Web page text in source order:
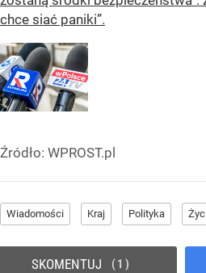
chce siać paniki”.
Źródło: WPROST.pl
Wiadomości Kraj Polityka
SKOMENTUJ 1